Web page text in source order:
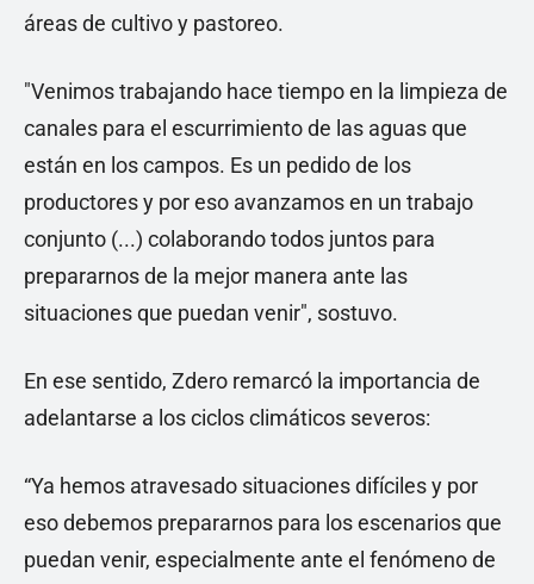
áreas de cultivo y pastoreo.
"Venimos trabajando hace tiempo en la limpieza de
canales para el escurrimiento de las aguas que
están en los campos. Es un pedido de los
productores y por eso avanzamos en un trabajo
conjunto (...) colaborando todos juntos para
prepararnos de la mejor manera ante las
situaciones que puedan venir", sostuvo.
En ese sentido, Zdero remarcó la importancia de
adelantarse a los ciclos climáticos severos:
“Ya hemos atravesado situaciones difíciles y por
eso debemos prepararnos para los escenarios que
puedan venir, especialmente ante el fenómeno de